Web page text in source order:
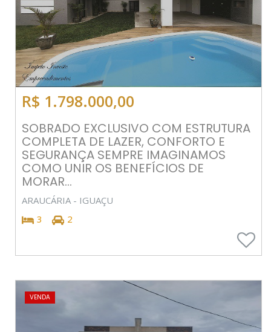
R$ 1.798.000,00
SOBRADO EXCLUSIVO COM ESTRUTURA
COMPLETA DE LAZER, CONFORTO E
SEGURANÇA SEMPRE IMAGINAMOS
COMO UNIR OS BENEFÍCIOS DE
MORAR...
ARAUCÁRIA - IGUAÇU
3
2
VENDA